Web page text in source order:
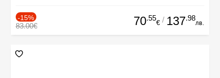
-15%
83.00€ 70.55
€ / 137.98
лв.